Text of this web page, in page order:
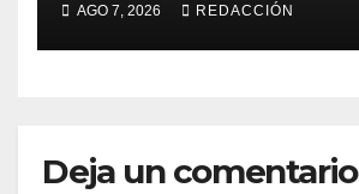
AGO 7, 2026 REDACCIÓN
Deja un comentario